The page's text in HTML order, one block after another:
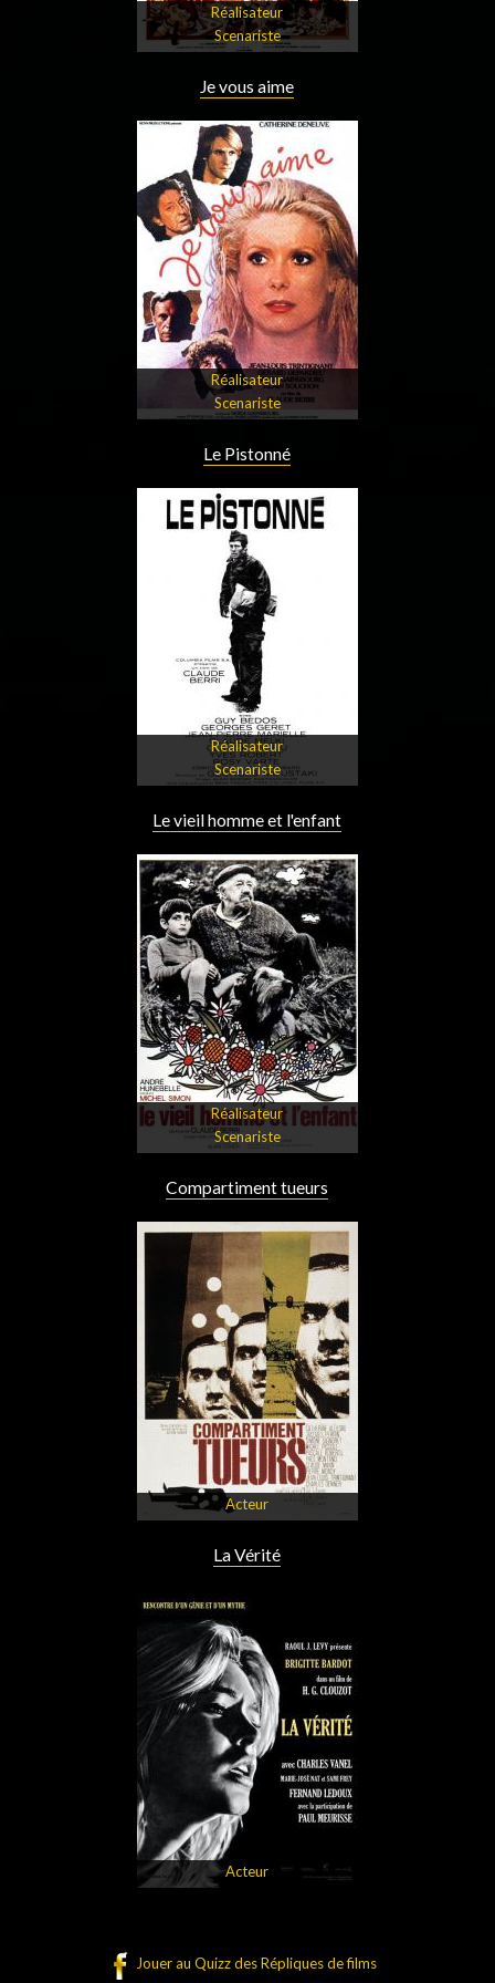
Réalisateur
Scenariste
Je vous aime
Réalisateur
Scenariste
Le Pistonné
Réalisateur
Scenariste
Le vieil homme et l'enfant
Réalisateur
Scenariste
Compartiment tueurs
Acteur
La Vérité
Acteur
Jouer au Quizz des Répliques de films